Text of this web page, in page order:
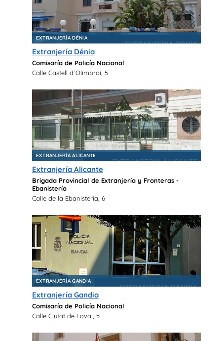
EXTRANJERÍA DÉNIA
Extranjería Dénia
Comisaría de Policía Nacional
Calle Castell d´Olimbroi, 5
EXTRANJERÍA ALICANTE
Extranjería Alicante
Brigada Provincial de Extranjería y Fronteras -
Ebanistería
Calle de la Ebanistería, 6
EXTRANJERÍA GANDIA
Extranjería Gandia
Comisaría de Policía Nacional
Calle Ciutat de Laval, 5